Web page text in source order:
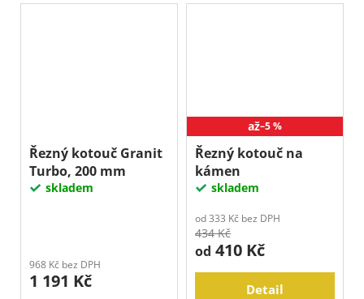
Řezný kotouč Granit
Turbo, 200 mm
skladem
968 Kč bez DPH
1 191 Kč
až–5 %
Řezný kotouč na
kámen
skladem
od 333 Kč bez DPH
434 Kč
od 410 Kč
Detail